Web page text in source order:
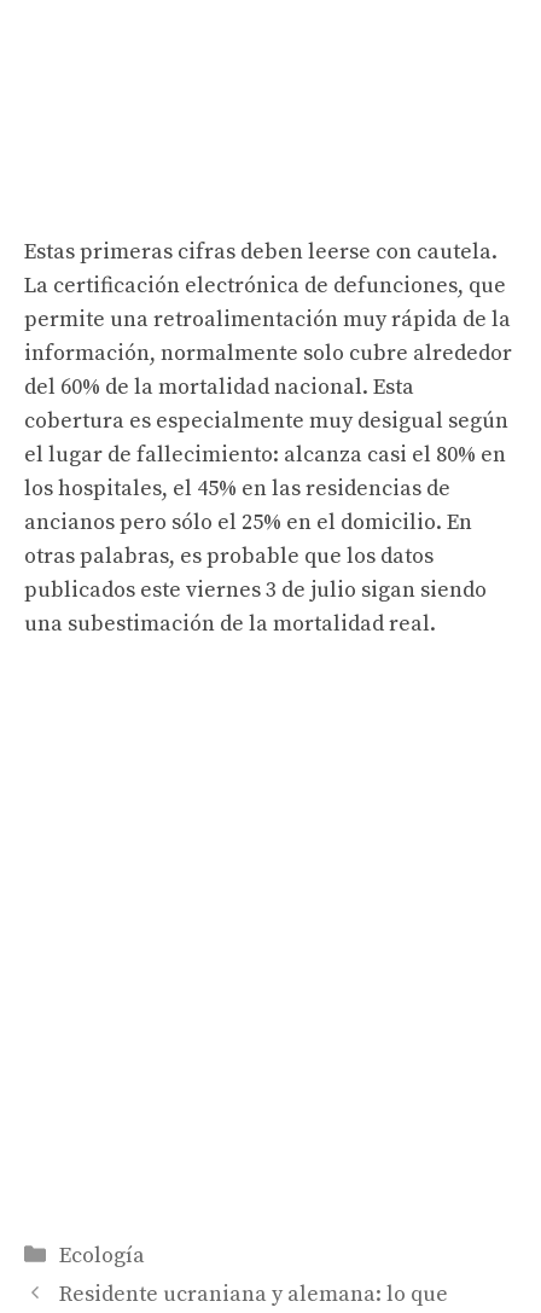
Estas primeras cifras deben leerse con cautela.
La certificación electrónica de defunciones, que
permite una retroalimentación muy rápida de la
información, normalmente solo cubre alrededor
del 60% de la mortalidad nacional. Esta
cobertura es especialmente muy desigual según
el lugar de fallecimiento: alcanza casi el 80% en
los hospitales, el 45% en las residencias de
ancianos pero sólo el 25% en el domicilio. En
otras palabras, es probable que los datos
publicados este viernes 3 de julio sigan siendo
una subestimación de la mortalidad real.
Categorías
Ecología
Residente ucraniana y alemana: lo que